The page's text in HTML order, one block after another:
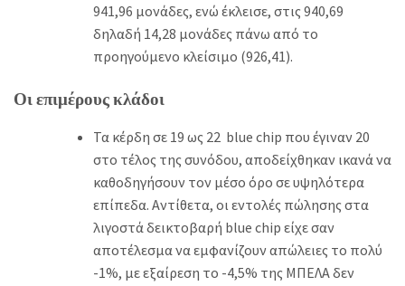
941,96 μονάδες, ενώ έκλεισε, στις 940,69
δηλαδή 14,28 μονάδες πάνω από το
προηγούμενο κλείσιμο (926,41).
Οι επιμέρους κλάδοι
Τα κέρδη σε 19 ως 22 blue chip που έγιναν 20
στο τέλος της συνόδου, αποδείχθηκαν ικανά να
καθοδηγήσουν τον μέσο όρο σε υψηλότερα
επίπεδα. Αντίθετα, οι εντολές πώλησης στα
λιγοστά δεικτοβαρή blue chip είχε σαν
αποτέλεσμα να εμφανίζουν απώλειες το πολύ
-1%, με εξαίρεση το -4,5% της ΜΠΕΛΑ δεν